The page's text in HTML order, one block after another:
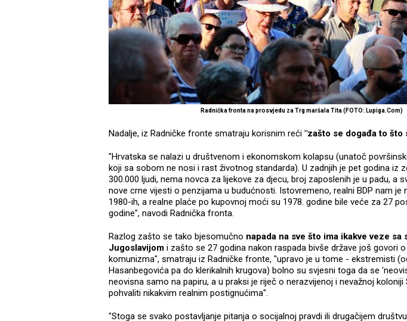
Radnička fronta na prosvjedu za Trg maršala Tita (FOTO: Lupiga.Com)
Nadalje, iz Radničke fronte smatraju korisnim reći "zašto se događa to što
"Hrvatska se nalazi u društvenom i ekonomskom kolapsu (unatoč
koji sa sobom ne nosi i rast životnog standarda). U zadnjih je pet godina iz
300.000 ljudi, nema novca za lijekove za djecu, broj zaposlenih je u padu, a
nove crne vijesti o penzijama u budućnosti. Istovremeno, realni BDP nam je
1980-ih, a realne plaće po kupovnoj moći su 1978. godine bile veće za 27
godine", navodi Radnička fronta.
Razlog zašto se tako bjesomučno napada na sve što ima ikakve veze
Jugoslavijom i zašto se 27 godina nakon raspada bivše države još govori
komunizma", smatraju iz Radničke fronte, "upravo je u tome - ekstremisti
Hasanbegovića pa do klerikalnih krugova) bolno su svjesni toga da se
neovisna samo na papiru, a u praksi je riječ o nerazvijenoj i nevažnoj koloniji
pohvaliti nikakvim realnim postignućima".
"Stoga se svako postavljanje pitanja o socijalnoj pravdi ili drugačijem